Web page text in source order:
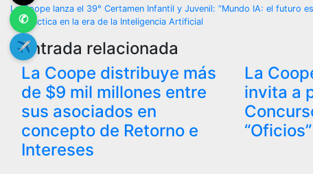
Navegación
de
entradas
La Coope lanza el 39° Certamen Infantil y Juvenil: “Mundo IA: el futuro
Didáctica en la era de la Inteligencia Artificial
Entrada relacionada
La Coope distribuye más
de $9 mil millones entre
sus asociados en
concepto de Retorno e
Intereses
La
invita a
“Oficios”
✆
✈